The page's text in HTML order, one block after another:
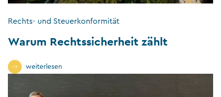
Rechts- und Steuerkonformität
Warum Rechtssicherheit zählt
weiterlesen